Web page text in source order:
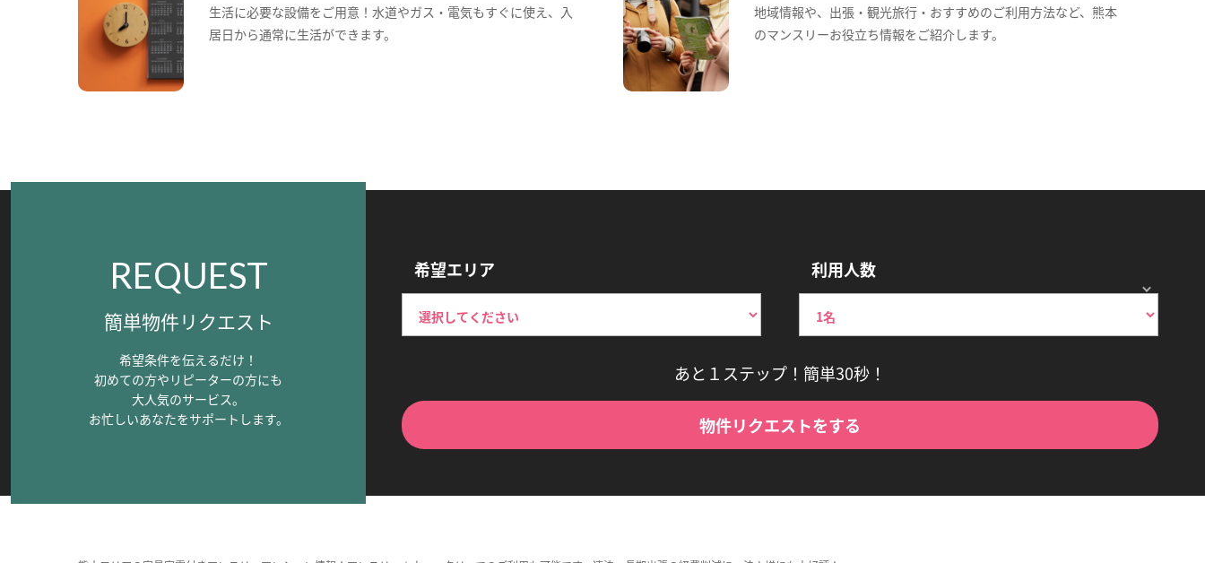
生活に必要な設備をご用意！水道やガス・電気もすぐに使え、入
居日から通常に生活ができます。
地域情報や、出張・観光旅行・おすすめのご利用方法など、熊本
のマンスリーお役立ち情報をご紹介します。
REQUEST
簡単物件リクエスト
希望条件を伝えるだけ！
初めての方やリピーターの方にも
大人気のサービス。
お忙しいあなたをサポートします。
希望エリア 利用人数
あと１ステップ！簡単30秒！
物件リクエストをする